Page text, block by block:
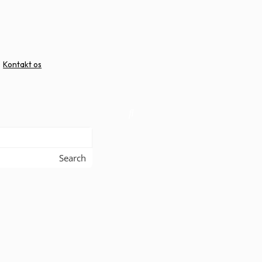
Kontakt os
Search